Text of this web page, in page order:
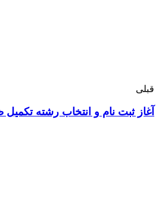
قبلی
آغاز ثبت نام و انتخاب رشته